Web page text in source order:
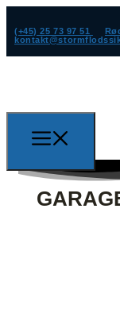
(+45) 25 73 97 51